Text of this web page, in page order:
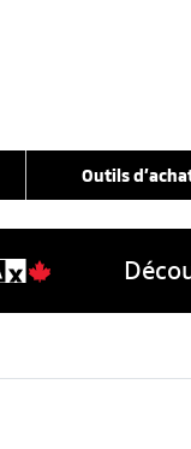
Outils